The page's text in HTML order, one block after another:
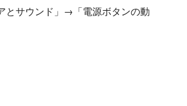
とサウンド」→「電源ボタンの動